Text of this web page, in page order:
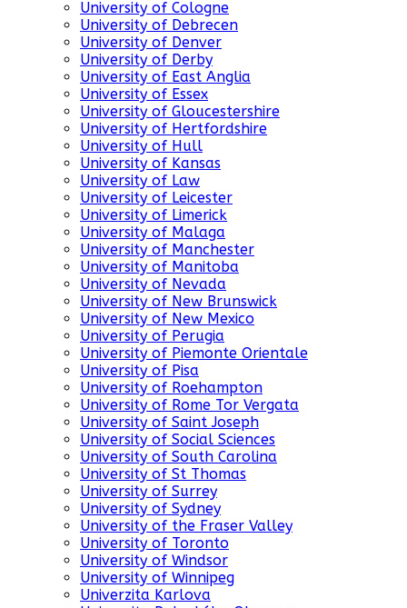
University of Cologne
University of Debrecen
University of Denver
University of Derby
University of East Anglia
University of Essex
University of Gloucestershire
University of Hertfordshire
University of Hull
University of Kansas
University of Law
University of Leicester
University of Limerick
University of Malaga
University of Manchester
University of Manitoba
University of Nevada
University of New Brunswick
University of New Mexico
University of Perugia
University of Piemonte Orientale
University of Pisa
University of Roehampton
University of Rome Tor Vergata
University of Saint Joseph
University of Social Sciences
University of South Carolina
University of St Thomas
University of Surrey
University of Sydney
University of the Fraser Valley
University of Toronto
University of Windsor
University of Winnipeg
Univerzita Karlova